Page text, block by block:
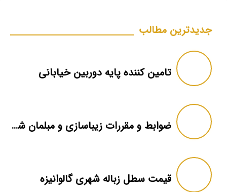
جدیدترین مطالب
تامین کننده پایه دوربین خیابانی
ضوابط و مقررات زیباسازی و مبلمان شهری
قیمت سطل زباله شهری گالوانیزه